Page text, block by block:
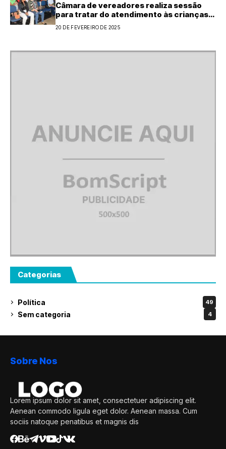
Câmara de vereadores realiza sessão
para tratar do atendimento às crianças
especiais de Fortaleza dos Nogueiras
20 DE FEVEREIRO DE 2025
Categorias
Política 49
Sem categoria 4
Sobre Nos
Lorem ipsum dolor sit amet, consectetuer adipiscing elit.
Aenean commodo ligula eget dolor. Aenean massa. Cum
sociis natoque penatibus et magnis dis